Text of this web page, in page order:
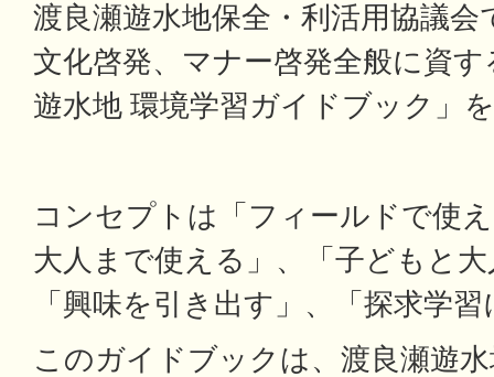
渡良瀬遊水地保全・利活用協議会
文化啓発、マナー啓発全般に資
遊水地 環境学習ガイドブック」
コンセプトは「フィールドで使
大人まで使える」、「子どもと
「興味を引き出す」、「探求学
このガイドブックは、渡良瀬遊